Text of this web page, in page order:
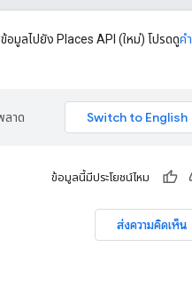
อมูลไปยัง Places API (ใหม่) โปรดดูคำ
ลาด
ข้อมูลนี้มีประโยชน์ไหม
ส่งความคิดเห็น